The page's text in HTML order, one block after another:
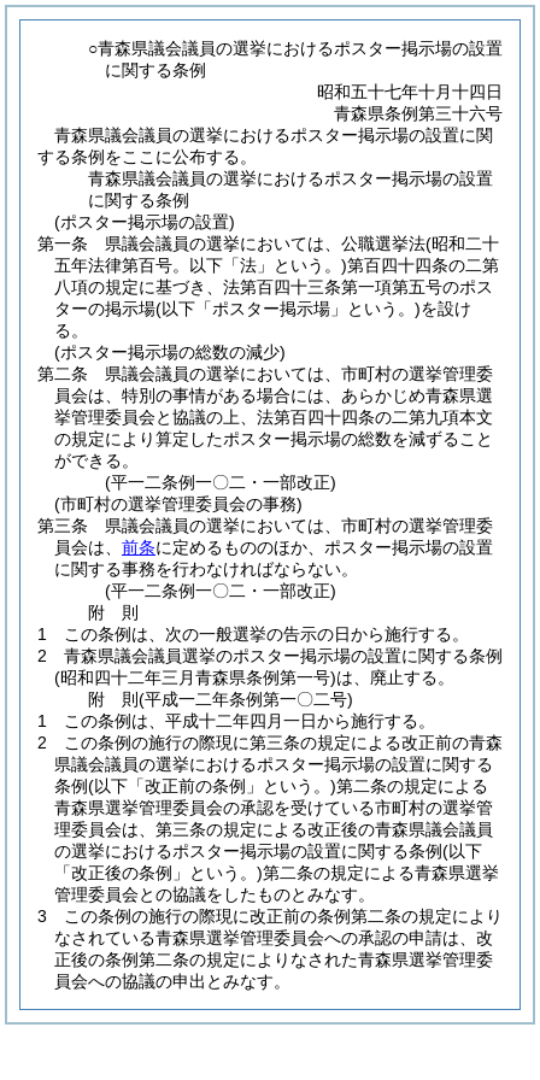
○青森県議会議員の選挙におけるポスター掲示場の設置
に関する条例
昭和五十七年十月十四日
青森県条例第三十六号
青森県議会議員の選挙におけるポスター掲示場の設置に関
する条例をここに公布する。
青森県議会議員の選挙におけるポスター掲示場の設置
に関する条例
(ポスター掲示場の設置)
第一条
県議会議員の選挙においては、公職選挙法(昭和二十
五年法律第百号。以下「法」という。)第百四十四条の二第
八項の規定に基づき、法第百四十三条第一項第五号のポス
ターの掲示場(以下「ポスター掲示場」という。)を設け
る。
(ポスター掲示場の総数の減少)
第二条
県議会議員の選挙においては、市町村の選挙管理委
員会は、特別の事情がある場合には、あらかじめ青森県選
挙管理委員会と協議の上、法第百四十四条の二第九項本文
の規定により算定したポスター掲示場の総数を減ずること
ができる。
(平一二条例一〇二・一部改正)
(市町村の選挙管理委員会の事務)
第三条
県議会議員の選挙においては、市町村の選挙管理委
員会は、 前条に定めるもののほか、ポスター掲示場の設置
に関する事務を行わなければならない。
(平一二条例一〇二・一部改正)
附 則
1
この条例は、次の一般選挙の告示の日から施行する。
2
青森県議会議員選挙のポスター掲示場の設置に関する条例
(昭和四十二年三月青森県条例第一号)は、廃止する。
附 則(平成一二年条例第一〇二号)
1
この条例は、平成十二年四月一日から施行する。
2
この条例の施行の際現に第三条の規定による改正前の青森
県議会議員の選挙におけるポスター掲示場の設置に関する
条例(以下「改正前の条例」という。)第二条の規定による
青森県選挙管理委員会の承認を受けている市町村の選挙管
理委員会は、第三条の規定による改正後の青森県議会議員
の選挙におけるポスター掲示場の設置に関する条例(以下
「改正後の条例」という。)第二条の規定による青森県選挙
管理委員会との協議をしたものとみなす。
3
この条例の施行の際現に改正前の条例第二条の規定により
なされている青森県選挙管理委員会への承認の申請は、改
正後の条例第二条の規定によりなされた青森県選挙管理委
員会への協議の申出とみなす。